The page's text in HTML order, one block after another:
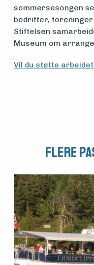
sommersesongen
bedrifter,
Stiftelsen
Museum om
Vil du støtte arbeidet
Flere